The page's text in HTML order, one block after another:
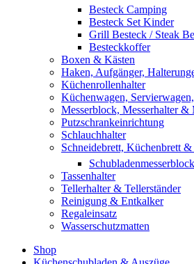
Besteck Camping
Besteck Set Kinder
Grill Besteck / Steak
Besteckkoffer
Boxen & Kästen
Haken, Aufgänger,
Küchenrollenhalter
Küchenwagen,
Messerblock, Messerhalter &
Putzschrankeinrichtung
Schlauchhalter
Schneidebrett, Küchenbrett
Schubladenmesserblock
Tassenhalter
Tellerhalter & Tellerständer
Reinigung & Entkalker
Regaleinsatz
Wasserschutzmatten
Shop